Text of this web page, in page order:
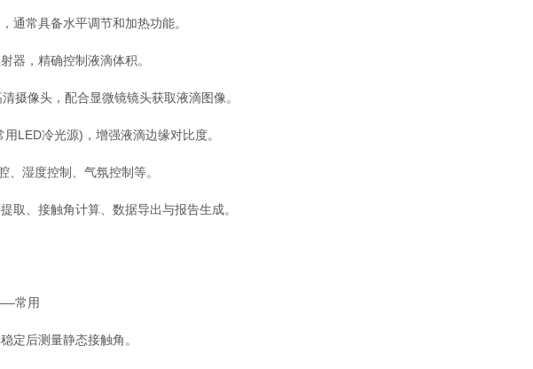
常具备水平调节和加热功能。
，精确控制液滴体积。
像头，配合显微镜镜头获取液滴图像。
冷光源)，增强液滴边缘对比度。
湿度控制、气氛控制等。
、接触角计算、数据导出与报告生成。
常用
后测量静态接触角。